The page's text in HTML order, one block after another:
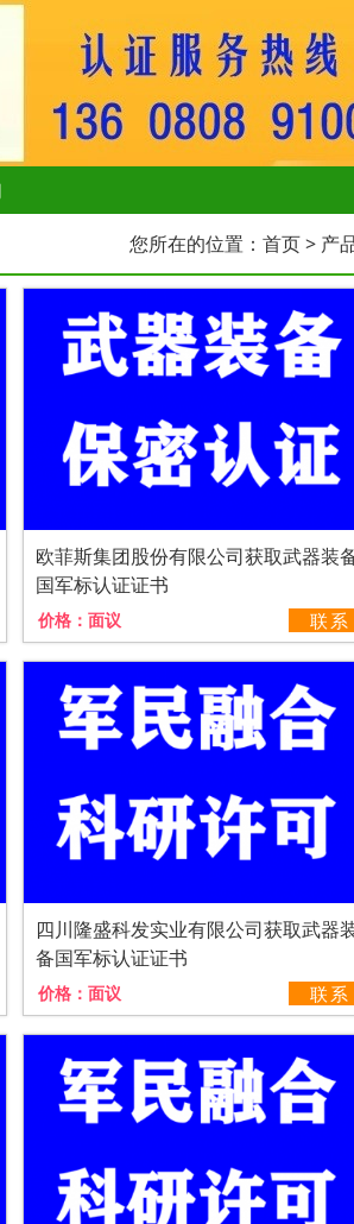
您所在的位置： 首页> 产
欧菲斯集团股份有限公司获取武器装
国军标认证证书
价格： 面议 联系
四川隆盛科发实业有限公司获取武器
备国军标认证证书
价格： 面议 联系